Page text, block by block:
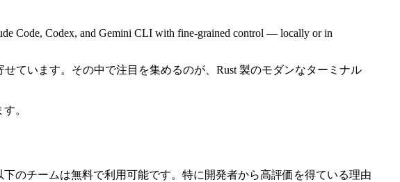
Code, Codex, and Gemini CLI with fine-grained control — locally or in
ています。その中で注目を集めるのが、Rust 製のモダンなターミナル
。
のチームは無料で利用可能です。特に開発者から高評価を得ている理由